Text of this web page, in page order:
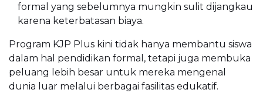
formal yang sebelumnya mungkin sulit dijangkau
karena keterbatasan biaya.
Program KJP Plus kini tidak hanya membantu siswa
dalam hal pendidikan formal, tetapi juga membuka
peluang lebih besar untuk mereka mengenal
dunia luar melalui berbagai fasilitas edukatif.